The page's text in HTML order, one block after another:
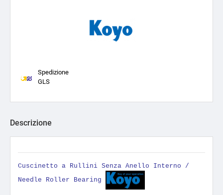
Spedizione
GLS
Descrizione
Cuscinetto a Rullini Senza Anello Interno /
Needle Roller Bearing